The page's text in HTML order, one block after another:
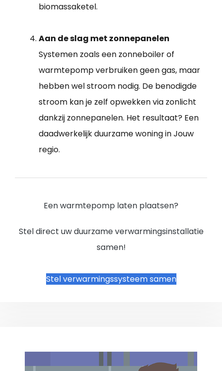
biomassaketel.
Aan de slag met zonnepanelen
Systemen zoals een zonneboiler of
warmtepomp verbruiken geen gas, maar
hebben wel stroom nodig. De benodigde
stroom kan je zelf opwekken via zonlicht
dankzij zonnepanelen. Het resultaat? Een
daadwerkelijk duurzame woning in Jouw
regio.
Een warmtepomp laten plaatsen?
Stel direct uw duurzame verwarmingsinstallatie
samen!
Stel verwarmingssysteem samen